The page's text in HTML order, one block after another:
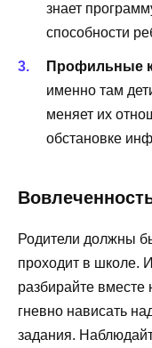
знает
способности
Профильные
именно там
меняет их
обстановке
Родители должны
проходит в школе.
разбирайте
гневно нависать
задания.